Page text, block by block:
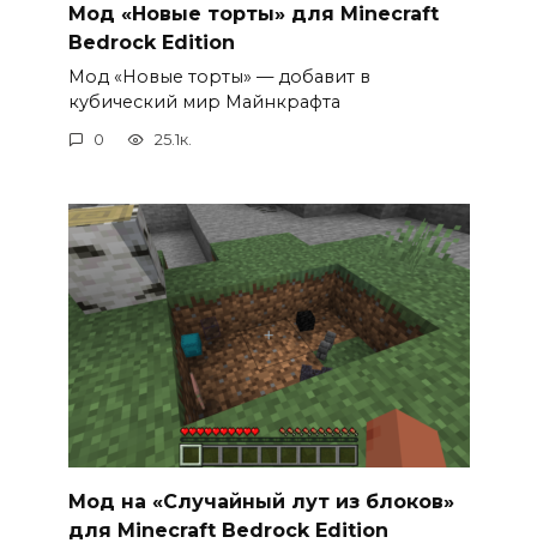
Мод «Новые торты» для Minecraft
Bedrock Edition
Мод «Новые торты» — добавит в
кубический мир Майнкрафта
0 25.1к.
Мод на «Случайный лут из блоков»
для Minecraft Bedrock Edition